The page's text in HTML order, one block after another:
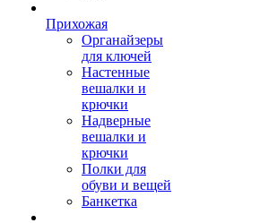
Прихожая
Органайзеры
для ключей
Настенные
вешалки и
крючки
Надверные
вешалки и
крючки
Полки для
обуви и вещей
Банкетка